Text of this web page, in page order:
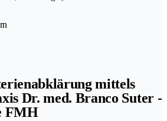
mittels
Dr. med. Branco Suter -
FMH